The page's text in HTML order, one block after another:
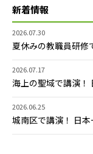
新着情報
2026.07.30
夏休みの教職員研修
2026.07.17
海上の聖域で講演！
2026.06.25
城南区で講演！ 日